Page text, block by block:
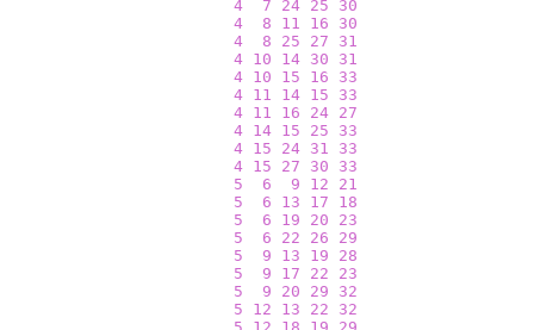
4
7 24 25
30
4
8 11 16
30
4
8 25 27
31
4 10 14 30
31
4 10 15 16
33
4 11 14 15
33
4 11 16 24 27
4 14 15 25
33
4 15 24 31
33
4 15 27 30
33
5
6 9 12
21
5
6 13 17
18
5
6 19 20
23
5
6 22 26
29
5
9 13 19
28
5
9 17 22
23
5
9 20 29
32
5
12 13 22
32